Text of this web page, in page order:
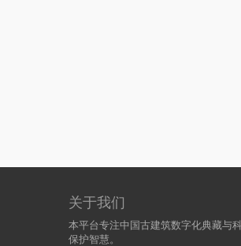
关于我们
本平台专注中国古建筑数字化典藏与
保护智慧。